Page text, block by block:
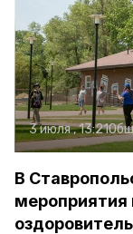
3 июля , 13:21
В
мероприятия